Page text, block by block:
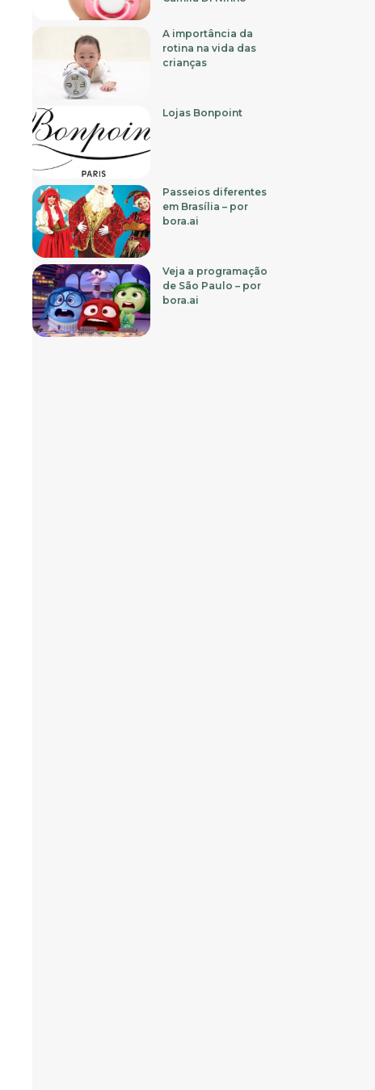
A importância da
rotina na vida das
crianças
Lojas Bonpoint
Passeios diferentes
em Brasília – por
bora.ai
Veja a programação
de São Paulo – por
bora.ai